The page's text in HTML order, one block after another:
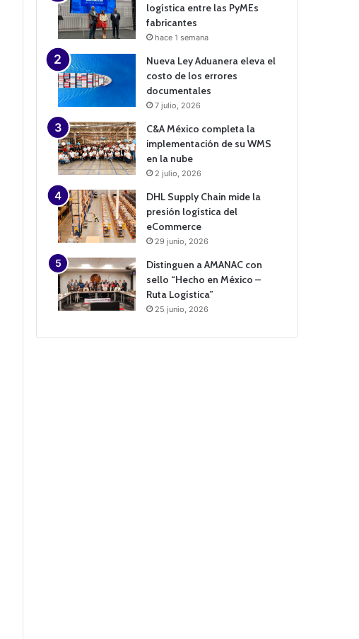
logística entre las PyMEs
fabricantes
hace 1 semana
Nueva Ley Aduanera eleva el
costo de los errores
documentales
7 julio, 2026
C&A México completa la
implementación de su WMS
en la nube
2 julio, 2026
DHL Supply Chain mide la
presión logística del
eCommerce
29 junio, 2026
Distinguen a AMANAC con
sello “Hecho en México –
Ruta Logística”
25 junio, 2026